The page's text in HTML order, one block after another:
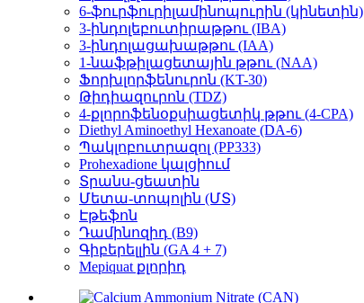
6-ֆուրֆուրիլամինոպուրին (կինետին)
3-ինդոլեբուտիրաթթու (IBA)
3-ինդոլացախաթթու (IAA)
1-նաֆթիլացետային թթու (NAA)
Ֆորխլորֆենուրոն (KT-30)
Թիդիազուրոն (TDZ)
4-քլորոֆենօքսիացետիկ թթու (4-CPA)
Diethyl Aminoethyl Hexanoate (DA-6)
Պակլոբուտրազոլ (PP333)
Prohexadione կալցիում
Տրանս-ցեատին
Մետա-տոպոլին (ՄՏ)
Էթեֆոն
Դամինոզիդ (B9)
Գիբերելլին (GA 4 + 7)
Mepiquat քլորիդ